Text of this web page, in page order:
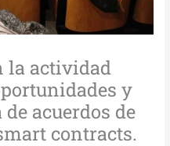
la actividad
y
acuerdos de
contracts.